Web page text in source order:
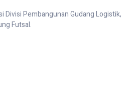
Divisi Pembangunan Gudang Logistik,
Futsal.